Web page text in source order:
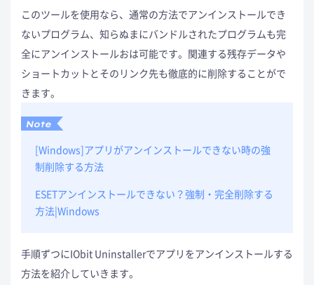
このツールを使用なら、通常の方法でアンインストールでき
ないプログラム、知らぬまにバンドルされたプログラムも完
全にアンインストールおは可能です。関連する残存データや
ショートカットとそのリンク先も徹底的に削除することがで
きます。
[Windows]アプリがアンインストールできない時の強
制削除する方法
ESETアンインストールできない？強制・完全削除する
方法|Windows
手順ずつにIObit Uninstallerでアプリをアンインストールする
方法を紹介していきます。